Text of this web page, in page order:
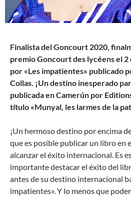
Finalista del Goncourt 2020,
premio Goncourt des lycéens el
por «Les impatientes» publicado
Collas. ¡Un destino inesperado
publicada en Camerún por
título «Munyal, les larmes de la
¡Un hermoso destino por encima
que es posible publicar un libro en
alcanzar el éxito internacional. Es
importante destacar el éxito del
antes de su destino internacional
impatientes». Y lo menos que